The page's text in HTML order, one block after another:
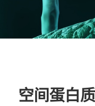
空间蛋白